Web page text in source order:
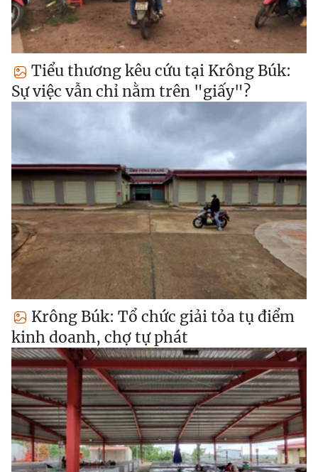
Tiểu thương kêu cứu tại Krông Búk:
Sự việc vẫn chỉ nằm trên "giấy"?
Krông Búk: Tổ chức giải tỏa tụ điểm
kinh doanh, chợ tự phát